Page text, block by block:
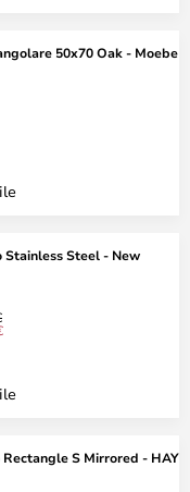
50x70 Oak - Moebe
Stainless Steel - New
Rectangle S Mirrored - HAY